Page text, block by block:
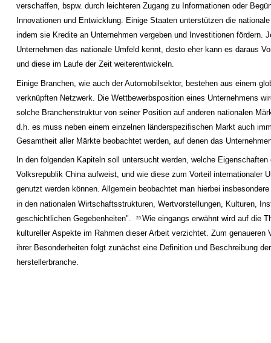
verschaffen, bspw. durch leichteren Zugang zu Informationen oder
Innovationen und Entwicklung. Einige Staaten unterstützen die
indem sie Kredite an Unternehmen vergeben und Investitionen fördern.
Unternehmen das nationale Umfeld kennt, desto eher kann es daraus
und diese im Laufe der Zeit weiterentwickeln.
Einige Branchen, wie auch der Automobilsektor, bestehen aus einem
verknüpften Netzwerk. Die Wettbewerbsposition eines Unternehmens
solche Branchenstruktur von seiner Position auf anderen nationalen
d.h. es muss neben einem einzelnen länderspezifischen Markt auch
Gesamtheit aller Märkte beobachtet werden, auf denen das
In den folgenden Kapiteln soll untersucht werden, welche Eigenschaften
Volksrepublik China aufweist, und wie diese zum Vorteil internationaler
genutzt werden können. Allgemein beobachtet man hierbei
in den nationalen Wirtschaftsstrukturen, Wertvorstellungen, Kulturen,
geschichtlichen Gegebenheiten".
23 Wie eingangs erwähnt wird auf die
kultureller Aspekte im Rahmen dieser Arbeit verzichtet. Zum genaueren
ihrer Besonderheiten folgt zunächst eine Definition und Beschreibung
herstellerbranche.